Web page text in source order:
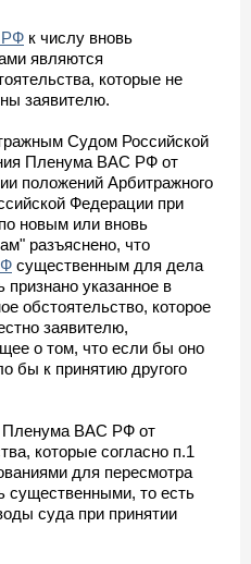
РФ к числу вновь
являются
которые не
заявителю.
Судом Российской
Пленума ВАС РФ от
положений Арбитражного
Федерации при
новым или вновь
разъяснено, что
существенным для дела
указанное в
обстоятельство, которое
заявителю,
о том, что если бы оно
бы к принятию другого
Пленума ВАС РФ от
которые согласно п.1
для пересмотра
существенными, то есть
суда при принятии